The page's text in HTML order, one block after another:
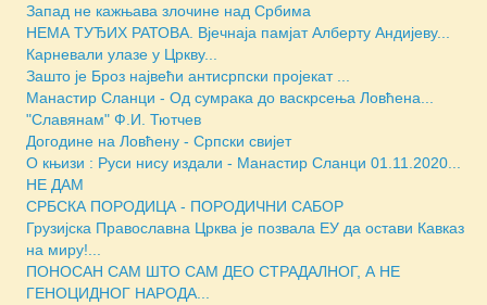
Запад не кажњава злочине над Србима
НЕМА ТУЂИХ РАТОВА. Вјечнаја памјат Алберту Андијеву...
Карневали улазе у Цркву...
Зашто је Броз највећи антисрпски пројекат ...
Манастир Сланци - Од сумрака до васкрсења Ловћена...
"Славянам" Ф.И. Тютчев
Догодине на Ловћену - Српски свијет
О књизи : Руси нису издали - Манастир Сланци 01.11.2020...
НЕ ДАМ
СРБСКА ПОРОДИЦА - ПОРОДИЧНИ САБОР
Грузијска Православна Црква је позвала ЕУ да остави Кавказ
на миру!...
ПОНОСАН САМ ШТО САМ ДЕО СТРАДАЛНОГ, А НЕ
ГЕНОЦИДНОГ НАРОДА...